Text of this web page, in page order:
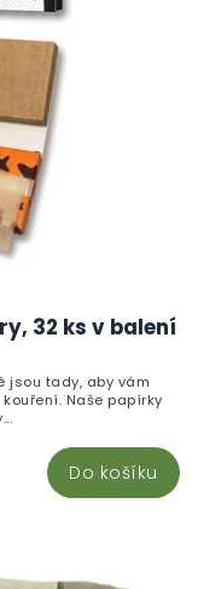
32 ks v balení
Do košíku
jsou tady, aby vám
Naše papírky